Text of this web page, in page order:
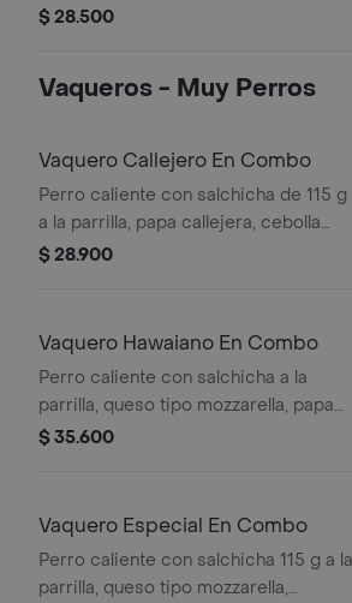
Campestre (quesos, huevo, pepinillos)
alimentos de origen animal)
$ 28.500
Vaqueros - Muy Perros
Vaquero Callejero En Combo
Perro caliente con salchicha de 115 g
a la parrilla, papa callejera, cebolla
picada, salsa blanca, salsa de tomate
PET
$ 28.900
Vaquero Hawaiano En Combo
Perro caliente con salchicha a la
parrilla, queso tipo mozzarella, papa
callejera, piña y salsas en pan perro +
$ 35.600
Vaquero Especial En Combo
Perro caliente con salchicha 115 g a la
parrilla, queso tipo mozzarella,